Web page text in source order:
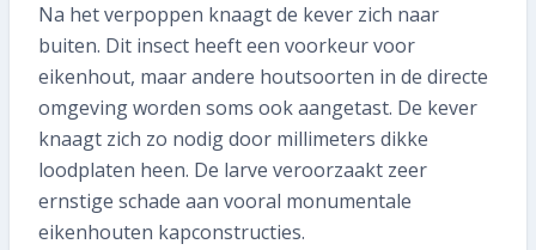
Na het verpoppen knaagt de kever zich naar
buiten. Dit insect heeft een voorkeur voor
eikenhout, maar andere houtsoorten in de directe
omgeving worden soms ook aangetast. De kever
knaagt zich zo nodig door millimeters dikke
loodplaten heen. De larve veroorzaakt zeer
ernstige schade aan vooral monumentale
eikenhouten kapconstructies.